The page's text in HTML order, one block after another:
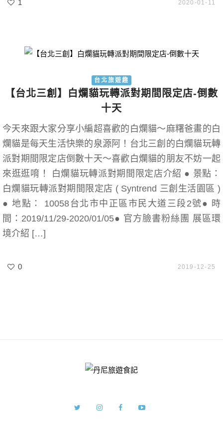
1 2020-01-11
台北旅遊趣
【台北三創】白爛貓玩轉派對期間限定店-倒數
十天
今天來跟大家分享小編超喜歡的白爛貓～麻糬爸畫的白
爛貓是每天生活快樂的泉源阿！台北三創的白爛貓玩轉
派對期間限定店倒數十天～喜歡白爛貓的朋友不妨一起
來逛逛唷！ 白爛貓玩轉派對期間限定店介紹 ● 景點：
白爛貓玩轉派對期間限定店 ( Syntrend 三創生活園區 )
● 地點： 10058台北市中正區市民大道三段2號● 時
間：2019/11/29-2020/01/05● 官方臉書粉絲團 展區環
境介紹 […]
0 2019-12-25